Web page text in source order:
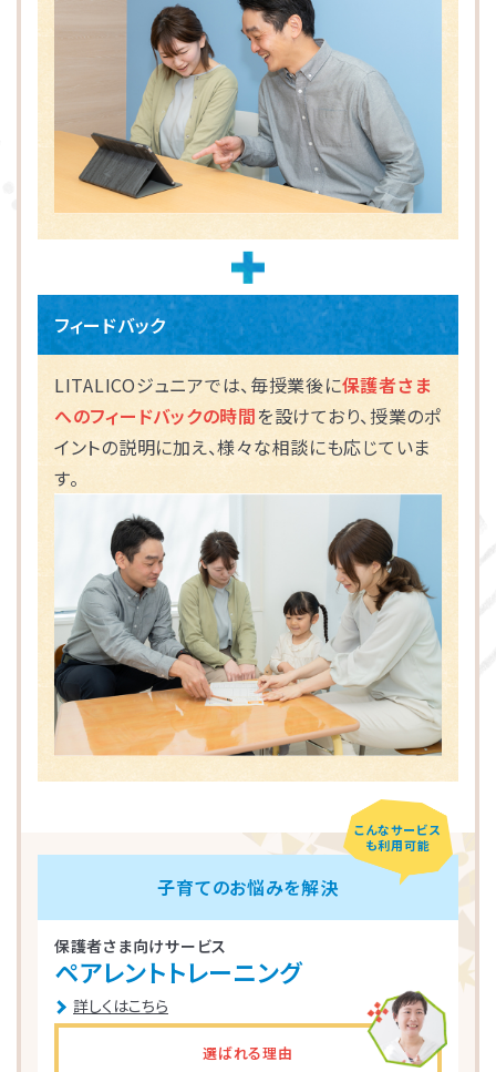
フィードバック
LITALICOジュニアでは、毎授業後に保護者さま
へのフィードバックの時間を設けており、授業のポ
イントの説明に加え、様々な相談にも応じていま
す。
こんなサービス
も利用可能
子育てのお悩みを解決
保護者さま向けサービス
ペアレントトレーニング
詳しくはこちら
選ばれる理由